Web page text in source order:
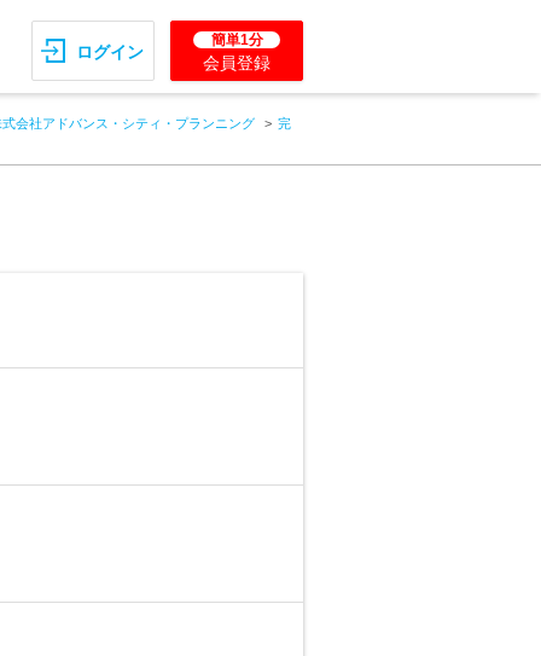
ログイン
簡単1分
会員登録
式会社アドバンス・シティ・プランニング 完